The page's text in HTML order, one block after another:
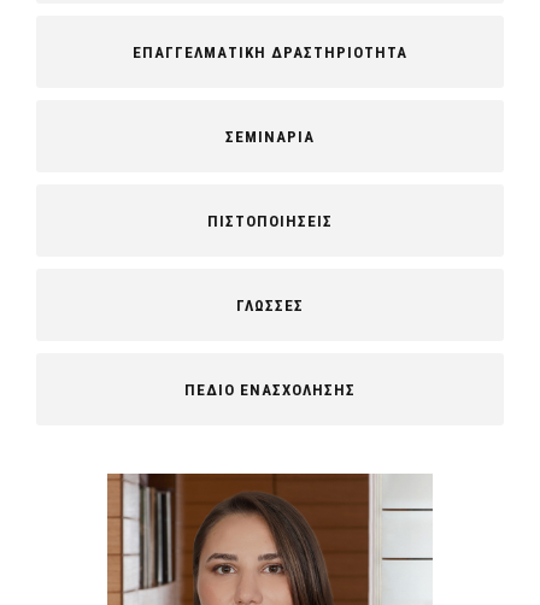
ΕΠΑΓΓΕΛΜΑΤΙΚΗ ΔΡΑΣΤΗΡΙΟΤΗΤΑ
ΣΕΜΙΝΑΡΙΑ
ΠΙΣΤΟΠΟΙΗΣΕΙΣ
ΓΛΩΣΣΕΣ
ΠΕΔΙΟ ΕΝΑΣΧΟΛΗΣΗΣ